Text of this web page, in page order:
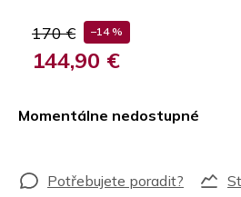
170 € –14 %
144,90 €
Momentálne nedostupné